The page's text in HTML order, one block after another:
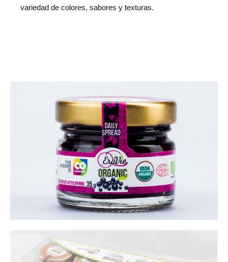
variedad de colores, sabores y texturas.